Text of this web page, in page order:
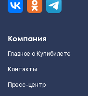
Компания
Главное о Купибилете
Контакты
Пресс-центр